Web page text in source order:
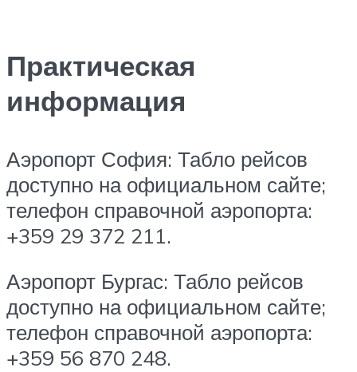
Практическая
информация
Аэропорт София: Табло рейсов
доступно на официальном сайте;
телефон справочной аэропорта:
+359 29 372 211.
Аэропорт Бургас: Табло рейсов
доступно на официальном сайте;
телефон справочной аэропорта:
+359 56 870 248.